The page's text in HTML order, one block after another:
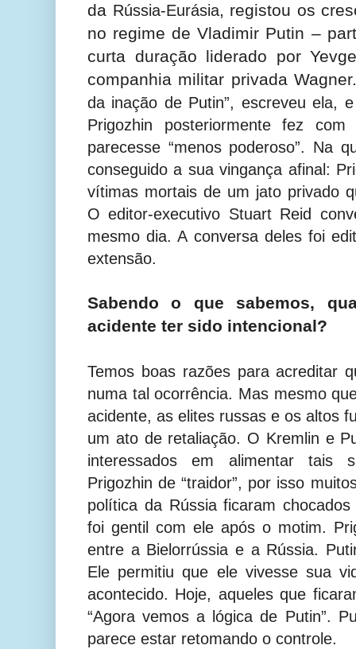
da Rússia-Eurásia, registou os
no regime de Vladimir Putin –
curta duração liderado por
companhia militar privada
da inação de Putin”, escreveu ela,
Prigozhin posteriormente fez
parecesse “menos poderoso”. Na
conseguido a sua vingança afinal:
vítimas mortais de um jato privado
O editor-executivo Stuart Reid
mesmo dia. A conversa deles foi
extensão.
Sabendo o que sabemos,
acidente ter sido intencional?
Temos boas razões para acreditar
numa tal ocorrência. Mas mesmo
acidente, as elites russas e os altos
um ato de retaliação. O Kremlin e
interessados em alimentar tais
Prigozhin de “traidor”, por isso
política da Rússia ficaram
foi gentil com ele após o motim.
entre a Bielorrússia e a Rússia.
Ele permitiu que ele vivesse sua
acontecido. Hoje, aqueles que
“Agora vemos a lógica de Putin”.
parece estar retomando o controle.